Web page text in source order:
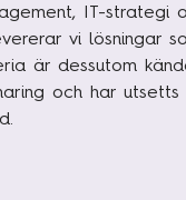
IT-strategi
vi lösningar
är dessutom
och har utsetts